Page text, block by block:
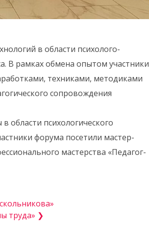
в области психолого-
В рамках обмена опытом участники
техниками, методиками
сопровождения
области психологического
форума посетили мастер-
мастерства «Педагог-
труда» ❯